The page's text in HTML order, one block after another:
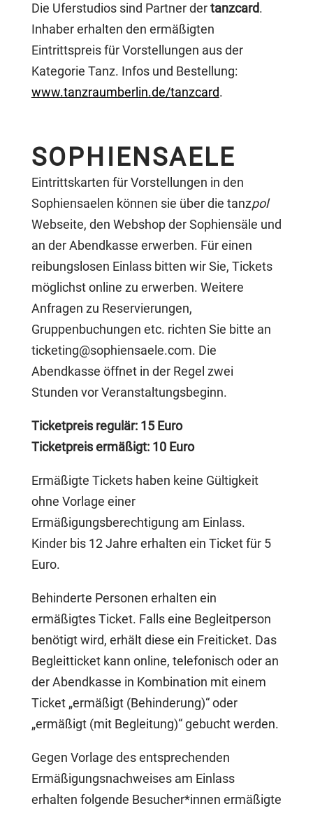
Die Uferstudios sind Partner dertanzcard.
Inhaber erhalten den ermäßigten
Eintrittspreis für Vorstellungen aus der
Kategorie Tanz. Infos und Bestellung:
www.tanzraumberlin.de/tanzcard.
SOPHIENSAELE
Eintrittskarten für Vorstellungen in den
Sophiensaelen können sie über die tanzpol
Webseite, den Webshop der Sophiensäle und
an der Abendkasse erwerben. Für einen
reibungslosen Einlass bitten wir Sie, Tickets
möglichst online zu erwerben. Weitere
Anfragen zu Reservierungen,
Gruppenbuchungen etc. richten Sie bitte an
ticketing@sophiensaele.com. Die
Abendkasse öffnet in der Regel zwei
Stunden vor Veranstaltungsbeginn.
Ticketpreis regulär: 15 Euro
Ticketpreis ermäßigt: 10 Euro
Ermäßigte Tickets haben keine Gültigkeit
ohne Vorlage einer
Ermäßigungsberechtigung am Einlass.
Kinder bis 12 Jahre erhalten ein Ticket für 5
Euro.
Behinderte Personen erhalten ein
ermäßigtes Ticket. Falls eine Begleitperson
benötigt wird, erhält diese ein Freiticket. Das
Begleitticket kann online, telefonisch oder an
der Abendkasse in Kombination mit einem
Ticket „ermäßigt (Behinderung)“ oder
„ermäßigt (mit Begleitung)“ gebucht werden.
Gegen Vorlage des entsprechenden
Ermäßigungsnachweises am Einlass
erhalten folgende Besucher*innen ermäßigte